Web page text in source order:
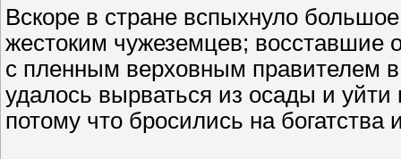
Вскоре в стране вспыхнуло
жестоким чужеземцев; восставшие
с пленным верховным правителем
удалось вырваться из осады и
потому что бросились на